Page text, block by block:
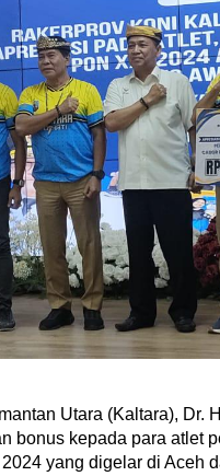
Utara (Kaltara), Dr.
bonus kepada para atlet
yang digelar di Aceh